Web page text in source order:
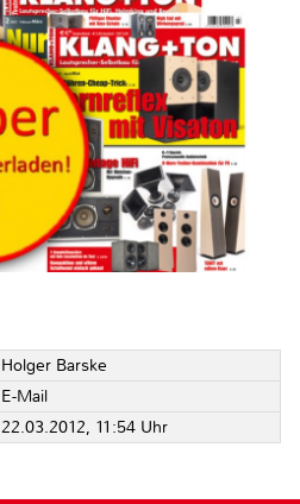
Holger Barske
E-Mail
22.03.2012, 11:54 Uhr